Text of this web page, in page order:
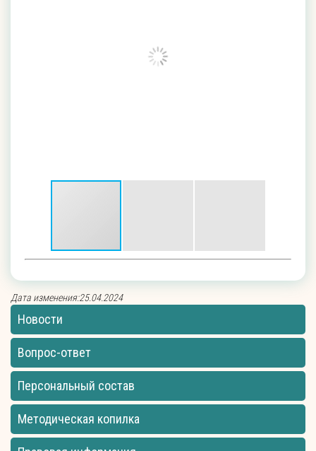
Дата изменения:25.04.2024
Новости
Вопрос-ответ
Персональный состав
Методическая копилка